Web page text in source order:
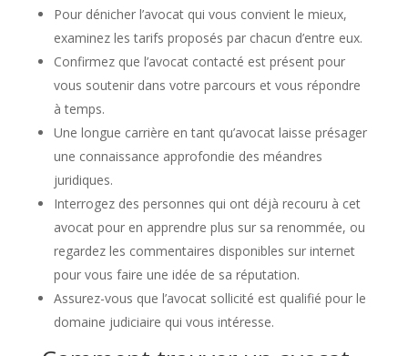
Pour dénicher l’avocat qui vous convient le mieux,
examinez les tarifs proposés par chacun d’entre eux.
Confirmez que l’avocat contacté est présent pour
vous soutenir dans votre parcours et vous répondre
à temps.
Une longue carrière en tant qu’avocat laisse présager
une connaissance approfondie des méandres
juridiques.
Interrogez des personnes qui ont déjà recouru à cet
avocat pour en apprendre plus sur sa renommée, ou
regardez les commentaires disponibles sur internet
pour vous faire une idée de sa réputation.
Assurez-vous que l’avocat sollicité est qualifié pour le
domaine judiciaire qui vous intéresse.